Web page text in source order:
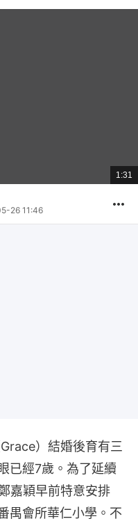
總
共
1:31
26 11:46
）結婚後育有三
已經7歲。為了延續
嘉穎早前特意安排
禺會所華仁小學。不